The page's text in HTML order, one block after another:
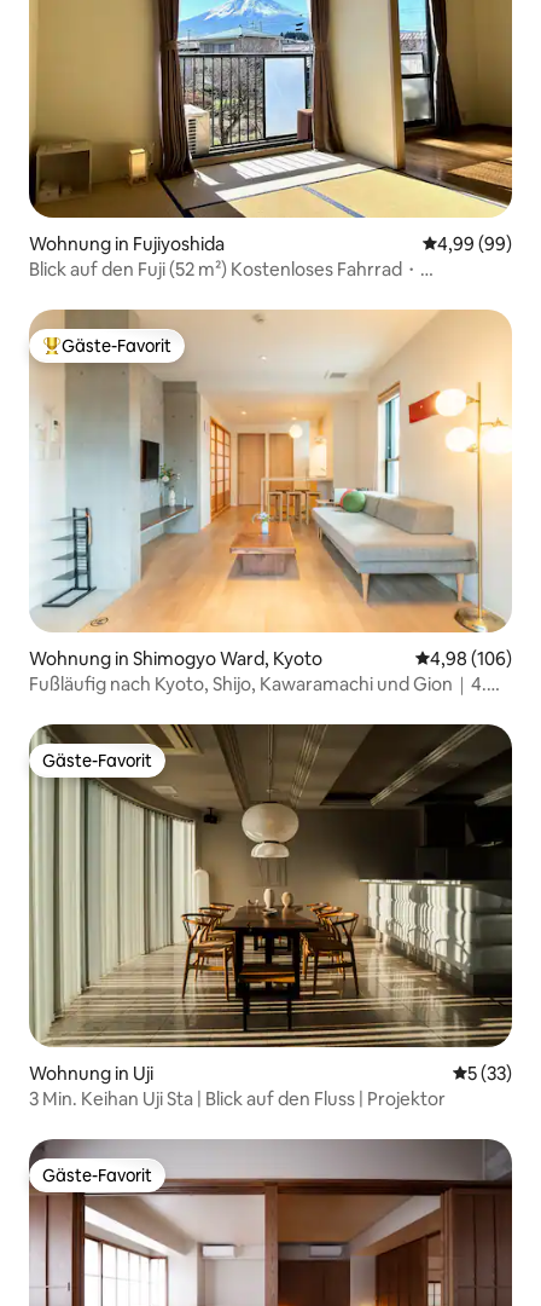
Wohnung in Fujiyoshida
4,99 (99)
Blick auf den Fuji (52 m²) Kostenloses Fahrrad・
Beliebter Gäste-Favorit.
Gäste-Favorit
Wohnung in Shimogyo Ward, Kyoto
4,98 (106)
Fußläufig nach Kyoto, Shijo, Kawaramachi und Gion｜4.
Langzeitaufenthalt｜Gepäckaufbewahrung möglich｜
Aufzug
Gäste-Favorit
Gäste-Favorit
Wohnung in Uji
5 (33)
3 Min. Keihan Uji Sta | Blick auf den Fluss | Projektor
Gäste-Favorit
Gäste-Favorit